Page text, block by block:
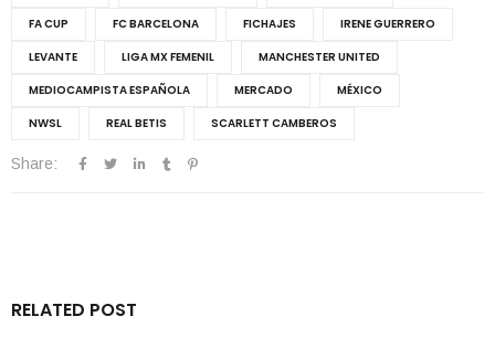
FA CUP
FC BARCELONA FICHAJES
IRENE GUERRERO
LEVANTE
LIGA MX FEMENIL
MANCHESTER UNITED
MEDIOCAMPISTA ESPAÑOLA
MERCADO
MÉXICO
NWSL
REAL BETIS SCARLETT CAMBEROS
Share:
RELATED POST